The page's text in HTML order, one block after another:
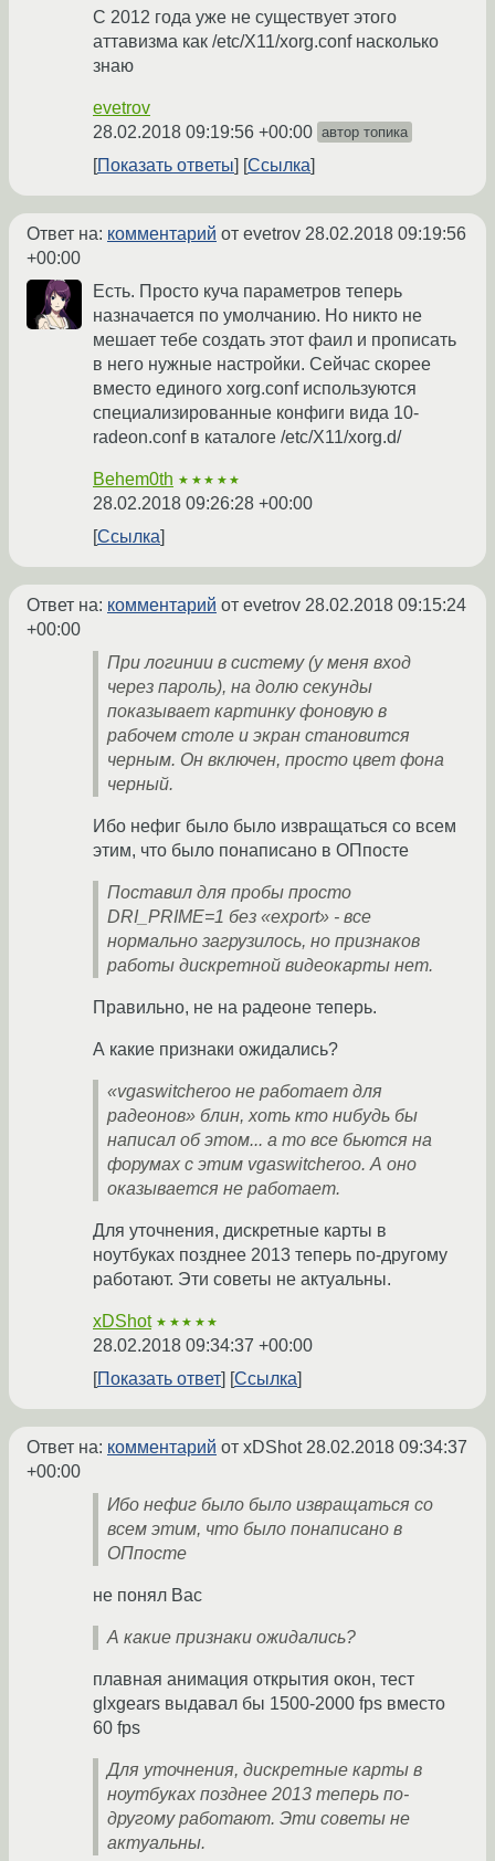
C 2012 года уже не существует этого
аттавизма как /etc/X11/xorg.conf насколько
знаю
evetrov
28.02.2018 09:19:56 +00:00 автор топика
Показать ответы Ссылка
Ответ на: комментарий от evetrov 28.02.2018 09:19:56
+00:00
Есть. Просто куча параметров теперь
назначается по умолчанию. Но никто не
мешает тебе создать этот фаил и прописать
в него нужные настройки. Сейчас скорее
вместо единого xorg.conf используются
специализированные конфиги вида 10-
radeon.conf в каталоге /etc/X11/xorg.d/
Behem0th ★★★★★
28.02.2018 09:26:28 +00:00
Ссылка
Ответ на: комментарий от evetrov 28.02.2018 09:15:24
+00:00
При логинии в систему (у меня вход
через пароль), на долю секунды
показывает картинку фоновую в
рабочем столе и экран становится
черным. Он включен, просто цвет фона
черный.
Ибо нефиг было было извращаться со всем
этим, что было понаписано в ОПпосте
Поставил для пробы просто
DRI_PRIME=1 без «export» - все
нормально загрузилось, но признаков
работы дискретной видеокарты нет.
Правильно, не на радеоне теперь.
А какие признаки ожидались?
«vgaswitcheroo не работает для
радеонов» блин, хоть кто нибудь бы
написал об этом... а то все бьются на
форумах с этим vgaswitcheroo. А оно
оказывается не работает.
Для уточнения, дискретные карты в
ноутбуках позднее 2013 теперь по-другому
работают. Эти советы не актуальны.
xDShot ★★★★★
28.02.2018 09:34:37 +00:00
Показать ответ
Ссылка
Ответ на: комментарий от xDShot28.02.2018 09:34:37
+00:00
Ибо нефиг было было извращаться со
всем этим, что было понаписано в
ОПпосте
не понял Вас
А какие признаки ожидались?
плавная анимация открытия окон, тест
glxgears выдавал бы 1500-2000 fps вместо
60 fps
Для уточнения, дискретные карты в
ноутбуках позднее 2013 теперь по-
другому работают. Эти советы не
актуальны.